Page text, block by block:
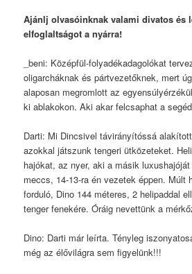
Ajánlj olvasóinknak valami divatos és
elfoglaltságot a nyárra!
_beni: Középfül-folyadékadagolókat
oligarcháknak és pártvezetőknek, mert
alaposan megromlott az
ki ablakokon. Aki akar felcsaphat a
Darti: Mi Dincsivel távirányítóssá
azokkal játszunk tengeri ütközeteket.
hajókat, az nyer, aki a másik
meccs, 14-13-ra én vezetek éppen. Múlt
forduló, Dino 144 méteres, 2 helipaddal
tenger fenekére. Óráig nevettünk a
Dino: Darti már leírta. Tényleg
még az élővilágra sem figyelünk!!!